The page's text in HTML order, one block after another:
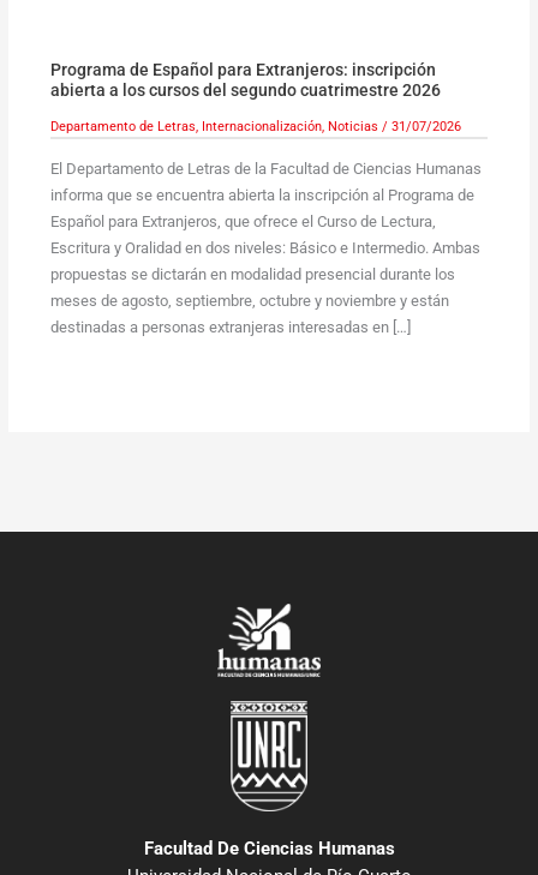
Programa de Español para Extranjeros: inscripción
abierta a los cursos del segundo cuatrimestre 2026
Departamento de Letras, Internacionalización, Noticias / 31/07/2026
El Departamento de Letras de la Facultad de Ciencias Humanas
informa que se encuentra abierta la inscripción al Programa de
Español para Extranjeros, que ofrece el Curso de Lectura,
Escritura y Oralidad en dos niveles: Básico e Intermedio. Ambas
propuestas se dictarán en modalidad presencial durante los
meses de agosto, septiembre, octubre y noviembre y están
destinadas a personas extranjeras interesadas en […]
Facultad De Ciencias Humanas